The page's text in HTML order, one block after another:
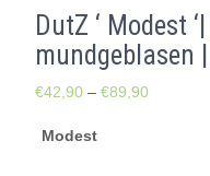
DutZ ‘ Modest
mundgeblasen
€42,90 – €89,90
Modest